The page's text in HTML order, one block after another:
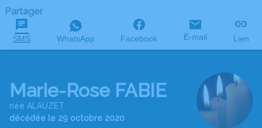
Partager
SMS WhatsApp Facebook E-mail Lien
Marie-Rose FABIE
née ALAUZET
décédée le 29 octobre 2020